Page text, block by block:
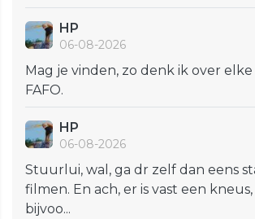
HP
06-08-2026
Mag je vinden, zo denk ik over
FAFO.
HP
06-08-2026
Stuurlui, wal, ga dr zelf dan eens
filmen. En ach, er is vast een
bijvoo...